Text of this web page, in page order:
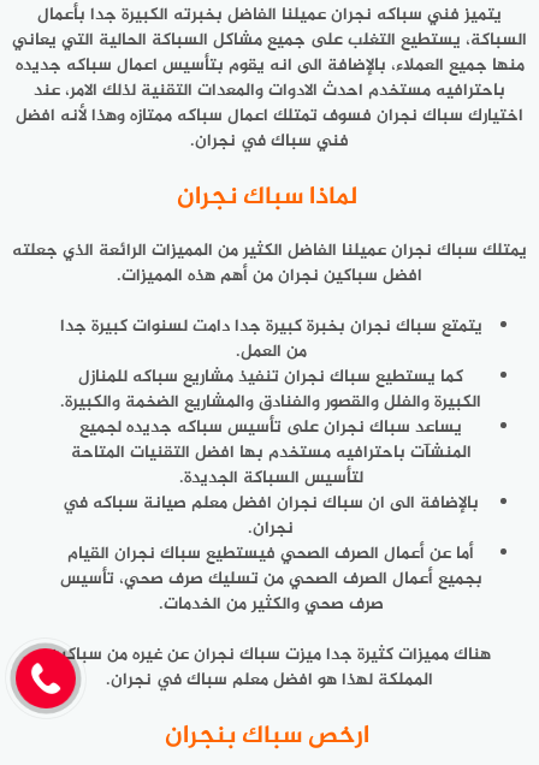
يتميز فني سباكه نجران عميلنا الفاضل بخبرته الكبيرة جدا بأعمال
السباكة، يستطيع التغلب على جميع مشاكل السباكة الحالية التي يعاني
منها جميع العملاء، بالإضافة الى انه يقوم بتأسيس اعمال سباكه جديده
باحترافيه مستخدم احدث الادوات والمعدات التقنية لذلك الامر، عند
اختيارك سباك نجران فسوف تمتلك اعمال سباكه ممتازه وهذا لأنه افضل
فني سباك في نجران.
لماذا سباك نجران
يمتلك سباك نجران عميلنا الفاضل الكثير من المميزات الرائعة الذي جعلته
افضل سباكين نجران من أهم هذه المميزات.
يتمتع سباك نجران بخبرة كبيرة جدا دامت لسنوات كبيرة جدا
من العمل.
كما يستطيع سباك نجران تنفيذ مشاريع سباكه للمنازل
الكبيرة والفلل والقصور والفنادق والمشاريع الضخمة والكبيرة.
يساعد سباك نجران على تأسيس سباكه جديده لجميع
المنشآت باحترافيه مستخدم بها افضل التقنيات المتاحة
لتأسيس السباكة الجديدة.
بالإضافة الى ان سباك نجران افضل معلم صيانة سباكه في
نجران.
أما عن أعمال الصرف الصحي فيستطيع سباك نجران القيام
بجميع أعمال الصرف الصحي من تسليك صرف صحي، تأسيس
صرف صحي والكثير من الخدمات.
هناك مميزات كثيرة جدا ميزت سباك نجران عن غيره من سباكين
المملكة لهذا هو افضل معلم سباك في نجران.
ارخص سباك بنجران